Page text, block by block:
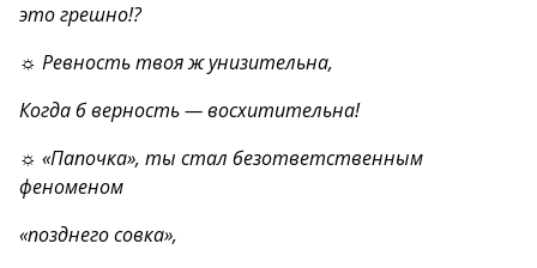
это грешно!?
☼ Ревность твоя ж унизительна,
Когда б верность — восхитительна!
☼ «Папочка», ты стал безответственным
феноменом
«позднего совка»,